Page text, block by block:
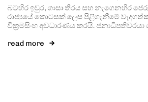
බටහිර ඉවුර, ගාසා තීරය සහ නැගෙනහිර
රාජ්‍යයේ කොටසක් ලෙස පිළිගැනීමේ
වික්‍රමසිංහ අවධාරණය කරයි. ජනාධිපතිවරයා
read more